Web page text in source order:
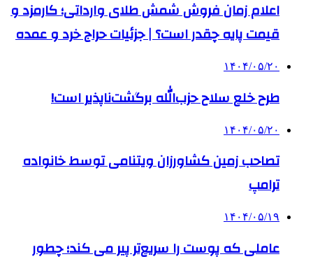
اعلام زمان فروش شمش طلای وارداتی؛ کارمزد و
قیمت پایه چقدر است؟ | جزئیات حراج خرد و عمده
۱۴۰۴/۰۵/۲۰
طرح خلع سلاح حزب‌الله برگشت‌ناپذیر است!
۱۴۰۴/۰۵/۲۰
تصاحب زمین کشاورزان ویتنامی توسط خانواده
ترامپ
۱۴۰۴/۰۵/۱۹
عاملی که پوست را سریع‌تر پیر می کند؛ چطور